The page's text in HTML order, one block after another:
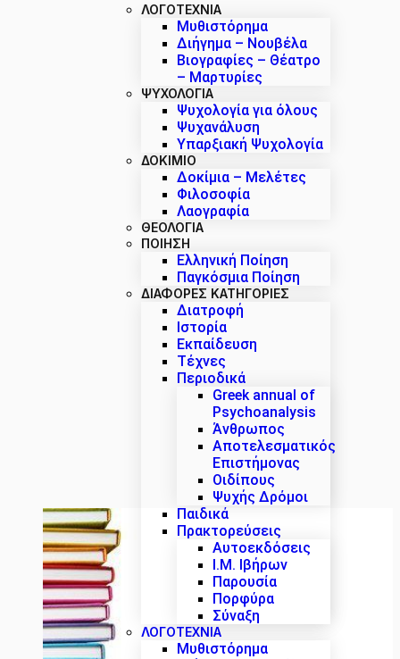
ΛΟΓΟΤΕΧΝΙΑ
Μυθιστόρημα
Διήγημα – Νουβέλα
Βιογραφίες – Θέατρο
– Μαρτυρίες
ΨΥΧΟΛΟΓΙΑ
Ψυχολογία για όλους
Ψυχανάλυση
Υπαρξιακή Ψυχολογία
ΔΟΚΊΜΙΟ
Δοκίμια – Μελέτες
Φιλοσοφία
Λαογραφία
ΘΕΟΛΟΓΙΑ
ΠΟΙΗΣΗ
Ελληνική Ποίηση
Παγκόσμια Ποίηση
ΔΙΑΦΟΡΕΣ ΚΑΤΗΓΟΡΙΕΣ
Διατροφή
Ιστορία
Εκπαίδευση
Τέχνες
Περιοδικά
Greek annual of
Psychoanalysis
Άνθρωπος
Αποτελεσματικός
Επιστήμονας
Οιδίπους
Ψυχής Δρόμοι
Παιδικά
Πρακτoρεύσεις
Αυτοεκδόσεις
Ι.Μ. Ιβήρων
Παρουσία
Πορφύρα
Σύναξη
ΛΟΓΟΤΕΧΝΙΑ
Μυθιστόρημα